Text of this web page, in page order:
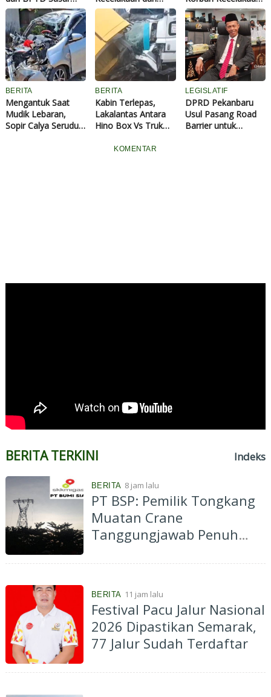
Angkutan Barang,
Cegah ODOL dan
Tekan Angka
Kecelakaan
Korban Jiwa Mudik
Lebaran 2026
Diklaim Menurun
Meninggal Dunia
Saat Mudik Lebaran
2026
BERITA
Mengantuk Saat
Mudik Lebaran,
Sopir Calya Seruduk
BERITA
Kabin Terlepas,
Lakalantas Antara
Hino Box Vs Truk
LEGISLATIF
DPRD Pekanbaru
Usul Pasang Road
Barrier untuk
KOMENTAR
BERITA TERKINI Indeks
BERITA 8 jam lalu
PT BSP: Pemilik Tongkang
Muatan Crane
Tanggungjawab Penuh
BERITA 11 jam lalu
Festival Pacu Jalur Nasional
2026 Dipastikan Semarak,
77 Jalur Sudah Terdaftar